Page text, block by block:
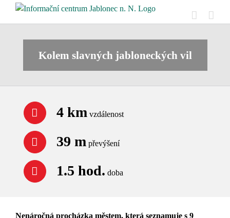
Přeskočit
Kolem slavných jabloneckých vil
4 km vzdálenost
39 m převýšení
1.5 hod. doba
Nenáročná procházka městem, která seznamuje s 9